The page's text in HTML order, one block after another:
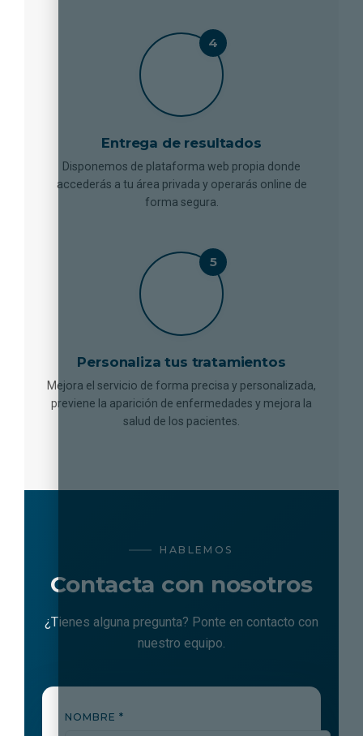
Entrega de resultados
Disponemos de plataforma web propia donde
accederás a tu área privada y operarás online de
forma segura.
Personaliza tus tratamientos
Mejora el servicio de forma precisa y personalizada,
previene la aparición de enfermedades y mejora la
salud de los pacientes.
HABLEMOS
Contacta con nosotros
¿Tienes alguna pregunta? Ponte en contacto con
nuestro equipo.
NOMBRE *